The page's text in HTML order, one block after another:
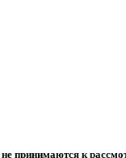
не принимаются к